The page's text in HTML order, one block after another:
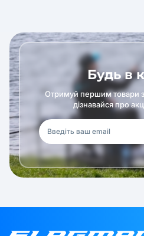
Будь в
Отримуй першим товари
дізнавайся про